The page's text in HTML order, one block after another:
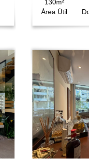
130m²
Área Útil